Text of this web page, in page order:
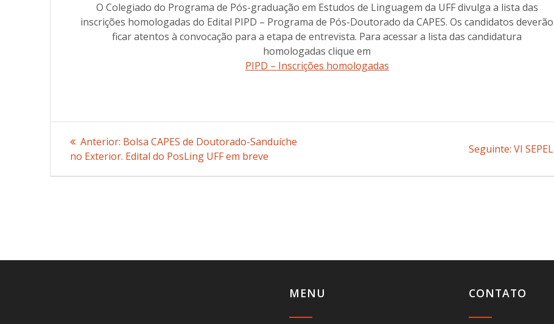
O Colegiado do Programa de Pós-graduação em Estudos de Linguagem da UFF divulga a lista das
inscrições homologadas do Edital PIPD – Programa de Pós-Doutorado da CAPES. Os candidatos deverão
ficar atentos à convocação para a etapa de entrevista. Para acessar a lista das candidatura
homologadas clique em
PIPD – Inscrições homologadas
Navegação
de
Anterior: Post
anterior:
Bolsa CAPES de Doutorado-Sanduíche
no Exterior. Edital do PosLing UFF em breve
Seguinte: Post
VI SEPEL
MENU CONTATO